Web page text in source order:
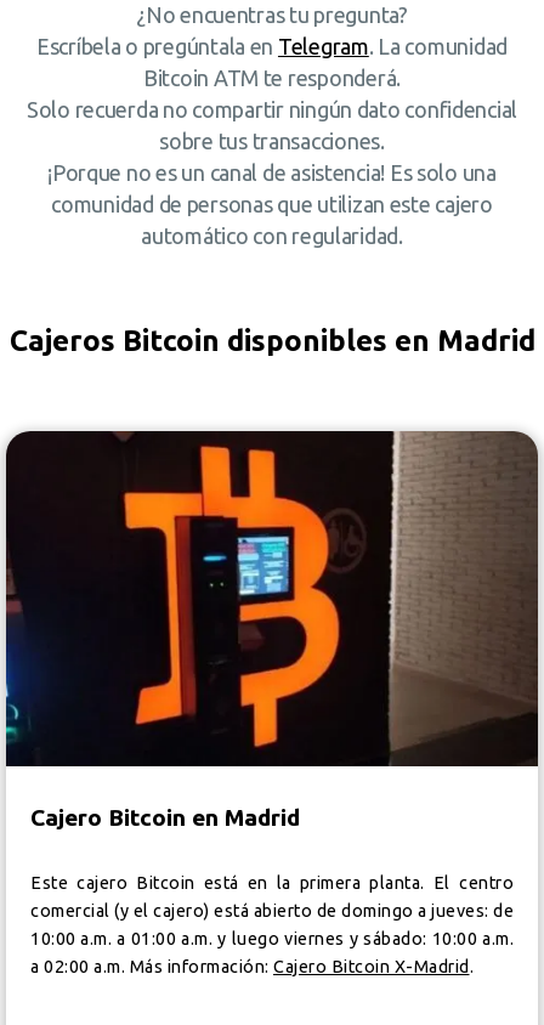
¿No encuentras tu pregunta?
Escríbela o pregúntala en Telegram. La comunidad
Bitcoin ATM te responderá.
Solo recuerda no compartir ningún dato confidencial
sobre tus transacciones.
¡Porque no es un canal de asistencia! Es solo una
comunidad de personas que utilizan este cajero
automático con regularidad.
Cajeros Bitcoin disponibles en Madrid
Cajero Bitcoin en Madrid
Este cajero Bitcoin está en la primera planta. El centro
comercial (y el cajero) está abierto de domingo a jueves: de
10:00 a.m. a 01:00 a.m. y luego viernes y sábado: 10:00 a.m.
a 02:00 a.m. Más información: Cajero Bitcoin X-Madrid.